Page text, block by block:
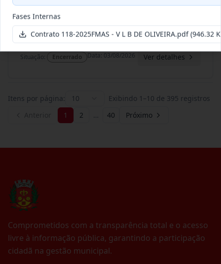
009-
2023
Termo
Inicial
Contratação de pessoa jurídica para
prestação de serviços de
Situação: Encerrado Data: 03/08/2026 Ver detalhes
Itens por página: 10 Exibindo 1 –10 de 395 registros
1 2 … 40 Próximo
Comprometidos com a transparência total e o acesso
livre à informação pública, garantindo a participação
cidadã na gestão municipal.
Fases Internas
Contrato 118-2025FMAS - V L B DE OLIVEIRA.pdf(946.32